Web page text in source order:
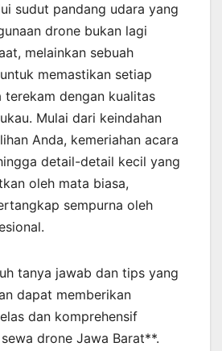
sudut pandang udara yang
drone bukan lagi
melainkan sebuah
memastikan setiap
terekam dengan kualitas
Mulai dari keindahan
Anda, kemeriahan acara
detail-detail kecil yang
oleh mata biasa,
sempurna oleh
tanya jawab dan tips yang
dapat memberikan
dan komprehensif
drone Jawa Barat**.